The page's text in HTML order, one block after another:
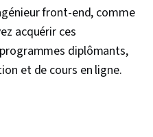
front-end, comme
acquérir ces
diplômants,
et de cours en ligne.